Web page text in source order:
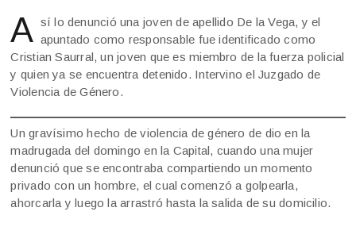
A sí lo denunció una joven de apellido De la Vega, y el
apuntado como responsable fue identificado como
Cristian Saurral, un joven que es miembro de la fuerza policial
y quien ya se encuentra detenido. Intervino el Juzgado de
Violencia de Género.
Un gravísimo hecho de violencia de género de dio en la
madrugada del domingo en la Capital, cuando una mujer
denunció que se encontraba compartiendo un momento
privado con un hombre, el cual comenzó a golpearla,
ahorcarla y luego la arrastró hasta la salida de su domicilio.